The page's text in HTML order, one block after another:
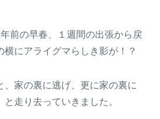
前の早春、１週間の出張から戻
横にアライグマらしき影が！？
、家の裏に逃げ、更に家の裏に
走り去っていきました。